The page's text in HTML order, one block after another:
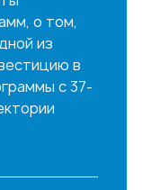
о том,
из
в
с 37-